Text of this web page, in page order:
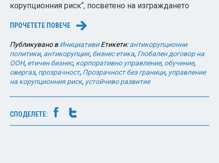
корупционния риск“, посветено на изграждането
ПРОЧЕТЕТЕ ПОВЕЧЕ →
Публикувано вИнициативи Етикети:антикорупционни
политики, антикорупция, бизнес етика, Глобален договор на
ООН, етичен бизнес, корпоративно управление, обучение,
овергаз, прозрачност, Прозрачност без граници, управление
на корупционния риск, устойчиво развитие
СПОДЕЛЕТЕ: